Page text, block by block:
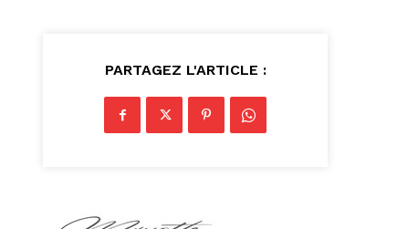
PARTAGEZ L'ARTICLE :